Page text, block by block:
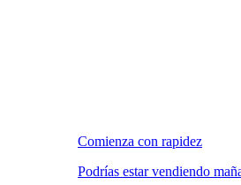
Comienza con rapidez
Podrías estar vendiendo